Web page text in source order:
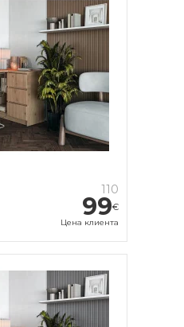
110
99€
Цена клиента